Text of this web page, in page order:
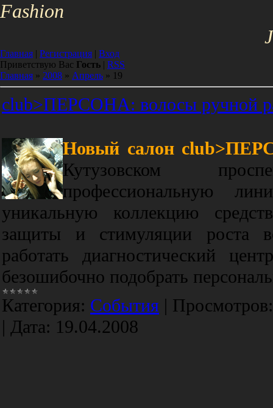
Fashion
J
Главная | Регистрация | Вход
Приветствую Вас Гость | RSS
Главная » 2008 » Апрель » 19
сlub>ПЕРСОНА: волосы ручной
Новый салон
Кутузовском
профессиональную
уникальную коллекцию
защиты и стимуляции роста
работать диагностический
безошибочно подобрать
Категория: События | Просмотров:
| Дата: 19.04.2008